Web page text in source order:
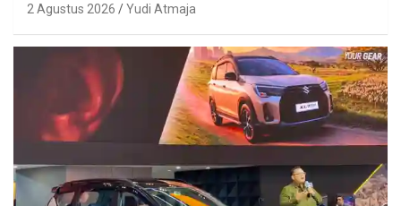
2 Agustus 2026 Yudi Atmaja